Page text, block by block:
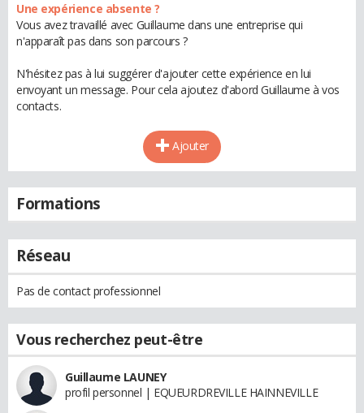
Une expérience absente ?
Vous avez travaillé avec Guillaume dans une entreprise qui
n'apparaît pas dans son parcours ?
N'hésitez pas à lui suggérer d'ajouter cette expérience en lui
envoyant un message. Pour cela ajoutez d'abord Guillaume à vos
contacts.
Ajouter
Formations
Réseau
Pas de contact professionnel
Vous recherchez peut-être
Guillaume LAUNEY
profil personnel | EQUEURDREVILLE HAINNEVILLE